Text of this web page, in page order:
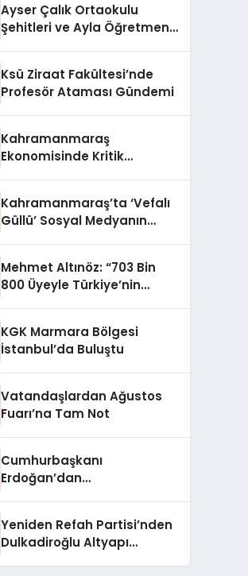
Ayser Çalık Ortaokulu
Şehitleri ve Ayla Öğretmen
Ksü Ziraat Fakültesi’nde
Profesör Ataması Gündemi
Kahramanmaraş
Ekonomisinde Kritik
Kahramanmaraş’ta ‘Vefalı
Güllü’ Sosyal Medyanın
Mehmet Altınöz: “703 Bin
800 Üyeyle Türkiye’nin
KGK Marmara Bölgesi
İstanbul’da Buluştu
Vatandaşlardan Ağustos
Fuarı’na Tam Not
Cumhurbaşkanı
Erdoğan’dan
Yeniden Refah Partisi’nden
Dulkadiroğlu Altyapı